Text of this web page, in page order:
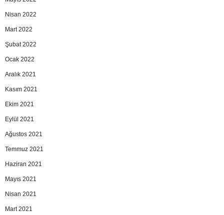
Nisan 2022
Mart 2022
Şubat 2022
Ocak 2022
Aralık 2021
Kasım 2021
Ekim 2021
Eylül 2021
Ağustos 2021
Temmuz 2021
Haziran 2021
Mayıs 2021
Nisan 2021
Mart 2021